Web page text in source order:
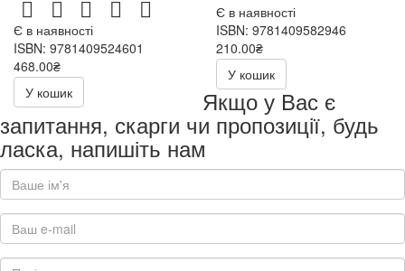
Є в наявності
ISBN: 9781409524601
468.00₴
У кошик
Є в наявності
ISBN: 9781409582946
210.00₴
У кошик
Якщо у Вас є
запитання, скарги чи пропозиції, будь
ласка, напишіть нам